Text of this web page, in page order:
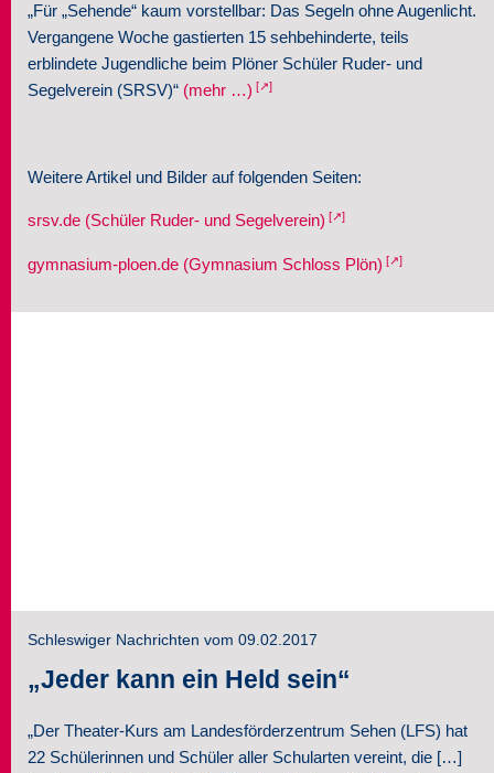
„Für „Sehende“ kaum vorstellbar: Das Segeln ohne Augenlicht.
Vergangene Woche gastierten 15 sehbehinderte, teils
erblindete Jugendliche beim Plöner Schüler Ruder- und
Segelverein (SRSV)“ (mehr …)
Weitere Artikel und Bilder auf folgenden Seiten:
srsv.de (Schüler Ruder- und Segelverein)
gymnasium-ploen.de (Gymnasium Schloss Plön)
Schleswiger Nachrichten vom 09.02.2017
„Jeder kann ein Held sein“
„Der Theater-Kurs am Landesförderzentrum Sehen (LFS) hat
22 Schülerinnen und Schüler aller Schularten vereint, die […]